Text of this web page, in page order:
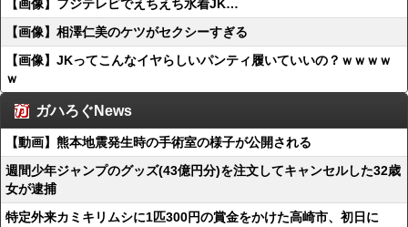
【画像】フジテレビでえちえち水着JK…
【画像】相澤仁美のケツがセクシーすぎる
【画像】JKってこんなイヤらしいパンティ履いていいの？ｗｗｗｗ
ｗ
ガハろぐNews
【動画】熊本地震発生時の手術室の様子が公開される
週間少年ジャンプのグッズ(43億円分)を注文してキャンセルした32歳
女が逮捕
特定外来カミキリムシに1匹300円の賞金をかけた高崎市、初日に